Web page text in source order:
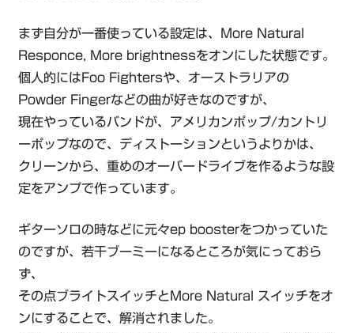
まず自分が一番使っている設定は、More Natural
Responce, More brightnessをオンにした状態です。
個人的にはFoo Fightersや、オーストラリアの
Powder Fingerなどの曲が好きなのですが、
現在やっているバンドが、アメリカンポップ/カントリ
ーポップなので、ディストーションというよりかは、
クリーンから、重めのオーバードライブを作るような設
定をアンプで作っています。
ギターソロの時などに元々ep boosterをつかっていた
のですが、若干ブーミーになるところが気にっておら
ず、
その点ブライトスイッチとMore Natural スイッチをオ
ンにすることで、解消されました。